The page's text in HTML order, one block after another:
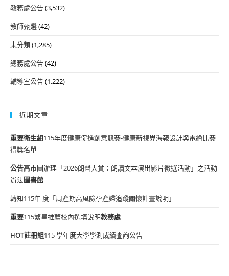
教務處公告(3,532)
教師甄選(42)
未分類(1,285)
總務處公告(42)
輔導室公告(1,222)
近期文章
重要衛生組115年度健康促進創意競賽-健康新視界海報設計與電繪比賽
得獎名單
公告高市圖辦理「2026朗聲大賞：朗讀文本演出影片徵選活動」之活動
辦法圖書館
轉知115年 度「周產期高風險孕產婦追蹤關懷計畫說明」
重要115繁星推薦校內選填說明教務處
HOT註冊組115 學年度大學學測成績查詢公告